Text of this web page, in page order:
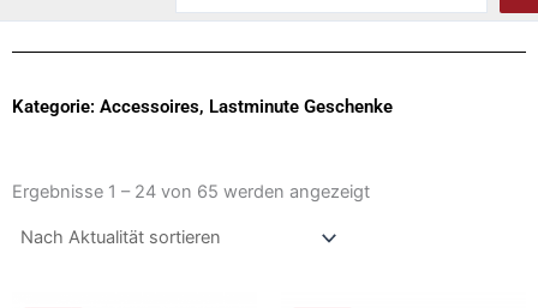
Kategorie: Accessoires, Lastminute Geschenke
Ergebnisse 1 – 24 von 65 werden angezeigtAktualität